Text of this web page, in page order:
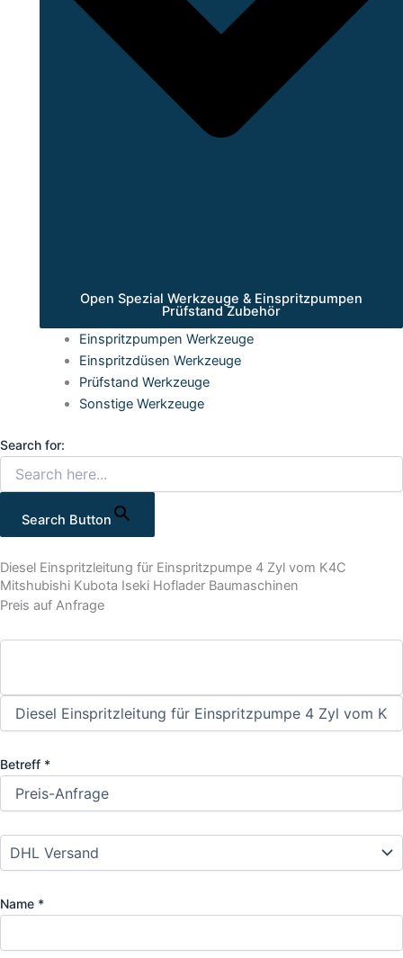
Open Spezial Werkzeuge & Einspritzpumpen
Prüfstand Zubehör
Einspritzpumpen Werkzeuge
Einspritzdüsen Werkzeuge
Prüfstand Werkzeuge
Sonstige Werkzeuge
Search for:
Search Button
Diesel Einspritzleitung für Einspritzpumpe 4 Zyl vom K4C
Mitshubishi Kubota Iseki Hoflader Baumaschinen
Preis auf Anfrage
Betreff *
Name *